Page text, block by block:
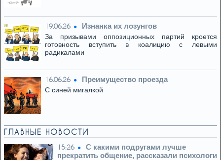
19.06.26 Изнанка их лозунгов
За призывами оппозиционных партий кроется
готовность вступить в коалицию с левыми
радикалами
16.06.26 Преимущество проезда
С синей мигалкой
ГЛАВНЫЕ НОВОСТИ
15:26
С какими подругами лучше
прекратить общение, рассказали психологи